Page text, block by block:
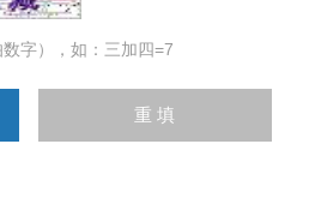
字），如：三加四=7